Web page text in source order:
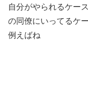
自分がやられるケー
の同僚にいってるケ
例えばね